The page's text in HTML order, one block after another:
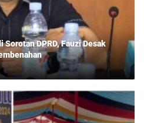
DPRD, Fauzi Desak